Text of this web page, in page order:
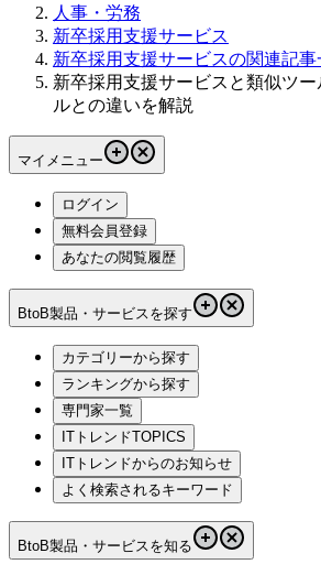
人事・労務
新卒採用支援サービス
新卒採用支援サービスの関連記事
新卒採用支援サービスと類似ツ
ルとの違いを解説
マイメニュー
ログイン
無料会員登録
あなたの閲覧履歴
BtoB製品・サービスを探す
カテゴリーから探す
ランキングから探す
専門家一覧
ITトレンドTOPICS
ITトレンドからのお知らせ
よく検索されるキーワード
BtoB製品・サービスを知る